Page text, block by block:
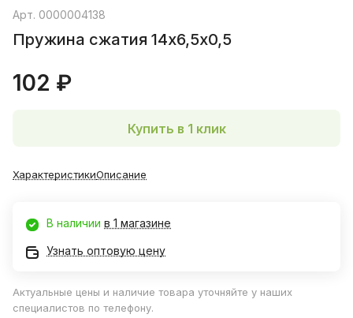
Арт. 0000004138
Пружина сжатия 14х6,5х0,5
102 ₽
Купить в 1 клик
ХарактеристикиОписание
В наличии в 1 магазине
Узнать оптовую цену
Актуальные цены и наличие товара уточняйте у наших
специалистов по телефону.